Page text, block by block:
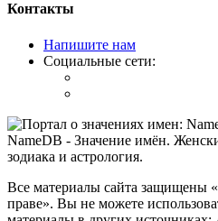
Контакты
Напишите нам
Социальные сети:
NameDB - Значение имён.
зодиака и астрология.
Все материалы сайта защищены
праве». Вы не можете